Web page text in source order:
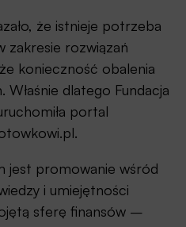
że istnieje potrzeba
zakresie rozwiązań
konieczność obalenia
dlatego Fundacja
portal
jest promowanie wśród
i umiejętności
sferę finansów –